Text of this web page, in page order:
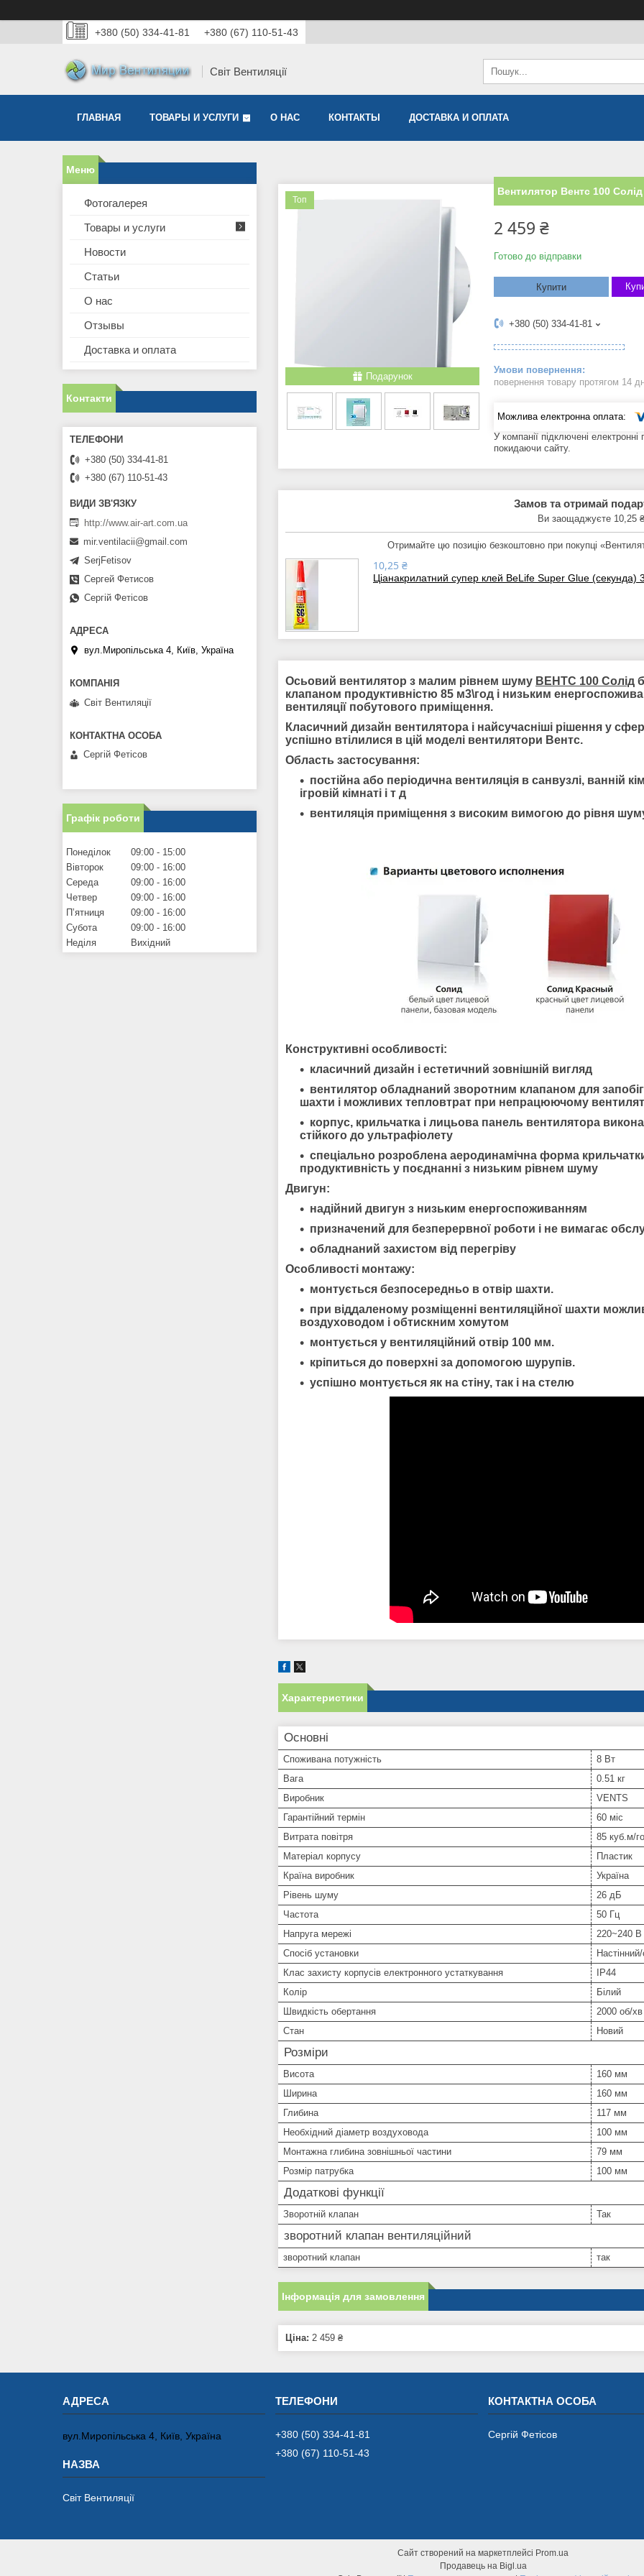
+380 (50) 334-41-81 +380 (67) 110-51-43
Світ Вентиляції
ГЛАВНАЯ ТОВАРЫ И УСЛУГИ О НАС КОНТАКТЫ ДОСТАВКА И ОПЛАТА
Подарунок
Топ
Вентилятор Вентс 100
2 459 ₴
Готово до відправки
Купити
+380 (50) 334-41-81
повернення товару протягом 14
У компанії підключені
покидаючи сайту.
Замов та отримай
Ви заощаджуєте 10,25 ₴
Отримайте цю позицію безкоштовно при покупці
10,25 ₴
Ціанакрилатний супер клей BeLife Super Glue (секунда)
Осьовий вентилятор з малим рівнем шуму ВЕНТС 100 Солід
клапаном продуктивністю 85 м3\год і низьким
вентиляції побутового приміщення.
Класичний дизайн вентилятора і найсучасніші рішення у
успішно втілилися в цій моделі вентилятори Вентс.
Область застосування:
постійна або періодична вентиляція в санвузлі, ванній
ігровій кімнаті і т д
вентиляція приміщення з високим вимогою до рівня
Конструктивні особливості:
класичний дизайн і естетичний зовнішній вигляд
вентилятор обладнаний зворотним клапаном для
шахти і можливих тепловтрат при непрацюючому
корпус, крильчатка і лицьова панель вентилятора
стійкого до ультрафіолету
спеціально розроблена аеродинамічна форма
продуктивність у поєднанні з низьким рівнем шуму
Двигун:
надійний двигун з низьким енергоспоживанням
призначений для безперервної роботи і не вимагає
обладнаний захистом від перегріву
Особливості монтажу:
монтується безпосередньо в отвір шахти.
при віддаленому розміщенні вентиляційної шахти
воздуховодом і обтискним хомутом
монтується у вентиляційний отвір 100 мм.
кріпиться до поверхні за допомогою шурупів.
успішно монтується як на стіну, так і на стелю
Характеристики
Основні
Споживана потужність
8 Вт
Вага
0.51 кг
Виробник
VENTS
Гарантійний термін
60 міс
Витрата повітря
85 куб.м/
Матеріал корпусу
Пластик
Країна виробник
Україна
Рівень шуму
26 дБ
Частота
50 Гц
Напруга мережі
220~240 В
Спосіб установки
Клас захисту корпусів електронного устаткування
IP44
Колір
Білий
Швидкість обертання
2000 об/хв
Стан
Новий
Розміри
Висота
160 мм
Ширина
160 мм
Глибина
117 мм
Необхідний діаметр воздуховода
100 мм
Монтажна глибина зовнішньої частини
79 мм
Розмір патрубка
100 мм
Додаткові функції
Зворотній клапан Так
зворотний клапан вентиляційний
зворотний клапан так
Інформація для замовлення
Ціна: 2 459 ₴
Фотогалерея
Товары и услуги
Новости
Статьи
О нас
Отзывы
Доставка и оплата
Контакти
+380 (50) 334-41-81
+380 (67) 110-51-43
http://www.air-art.com.ua
mir.ventilacii@gmail.com
SerjFetisov
Сергей Фетисов
Сергій Фетісов
вул.Миропільська 4, Київ, Україна
Світ Вентиляції
Сергій Фетісов
Графік роботи
Понеділок 09:00
15:00
Вівторок
09:00
16:00
Середа
09:00
16:00
Четвер
09:00
16:00
Пʼятниця
09:00
16:00
Субота
09:00
16:00
Неділя
Вихідний
вул.Миропільська 4, Київ, Україна
Світ Вентиляції
+380 (50) 334-41-81
+380 (67) 110-51-43
Сергій Фетісов
Сайт створений на маркетплейсі Prom.ua
Продавець на Bigl.ua